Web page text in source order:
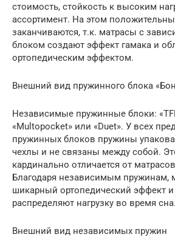
стоимость, стойкость к высоким
ассортимент. На этом
заканчиваются, т.к. матрасы с
блоком создают эффект гамака и
ортопедическим эффектом.
Внешний вид пружинного блока
Независимые пружинные блоки:
«Multopocket» или «Duet». У всех
пружинных блоков пружины
чехлы и не связаны между собой.
кардинально отличается от
Благодаря независимым пружинам,
шикарный ортопедический эффект
распределяют нагрузку во время сна.
Внешний вид независимых пружин